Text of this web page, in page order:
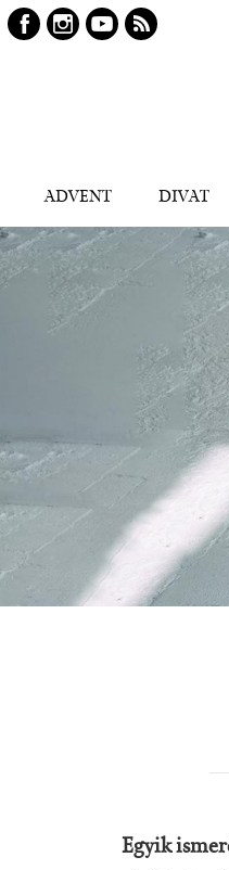
ADVENT DIVAT
Egyik